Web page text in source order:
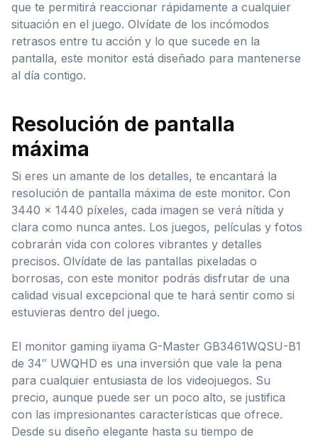
que te permitirá reaccionar rápidamente a cualquier
situación en el juego. Olvídate de los incómodos
retrasos entre tu acción y lo que sucede en la
pantalla, este monitor está diseñado para mantenerse
al día contigo.
Resolución de pantalla
máxima
Si eres un amante de los detalles, te encantará la
resolución de pantalla máxima de este monitor. Con
3440 x 1440 píxeles, cada imagen se verá nítida y
clara como nunca antes. Los juegos, películas y fotos
cobrarán vida con colores vibrantes y detalles
precisos. Olvídate de las pantallas pixeladas o
borrosas, con este monitor podrás disfrutar de una
calidad visual excepcional que te hará sentir como si
estuvieras dentro del juego.
El monitor gaming iiyama G-Master GB3461WQSU-B1
de 34″ UWQHD es una inversión que vale la pena
para cualquier entusiasta de los videojuegos. Su
precio, aunque puede ser un poco alto, se justifica
con las impresionantes características que ofrece.
Desde su diseño elegante hasta su tiempo de